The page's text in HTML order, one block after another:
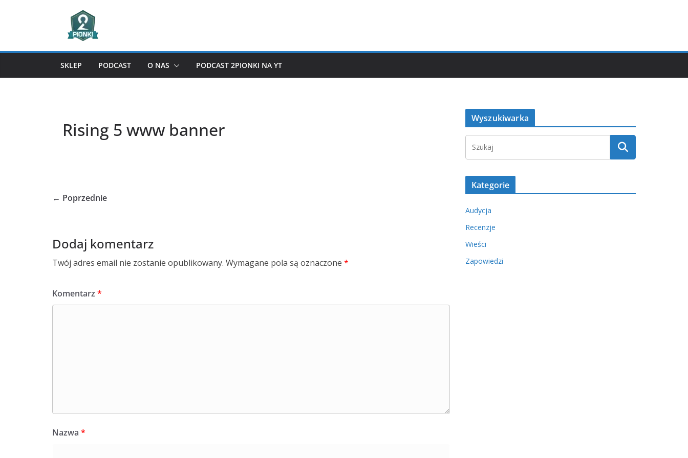
SKLEP PODCAST O NAS PODCAST 2PIONKI NA YT
Rising 5 www banner
← Poprzednie
Dodaj komentarz
Twój adres email nie zostanie opublikowany. Wymagane pola są oznaczone *
Komentarz *
Nazwa *
Wyszukiwarka
Kategorie
Audycja
Recenzje
Wieści
Zapowiedzi